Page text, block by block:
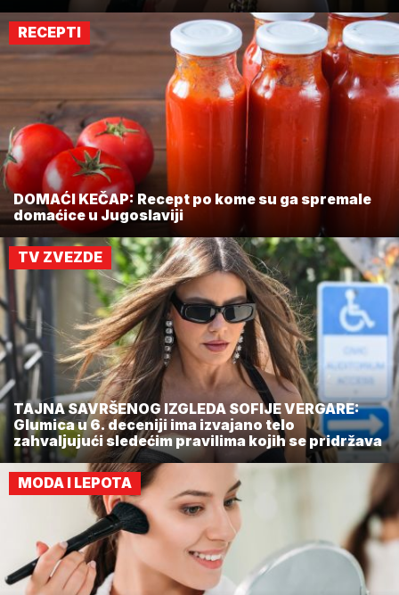
RECEPTI
DOMAĆI KEČAP: Recept po kome su ga spremale
domaćice u Jugoslaviji
TV ZVEZDE
TAJNA SAVRŠENOG IZGLEDA SOFIJE VERGARE:
Glumica u 6. deceniji ima izvajano telo
zahvaljujući sledećim pravilima kojih se pridržava
MODA I LEPOTA